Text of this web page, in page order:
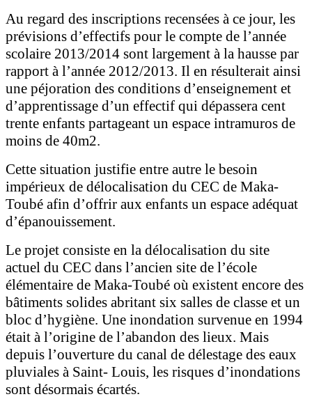
Au regard des inscriptions recensées à ce jour, les
prévisions d’effectifs pour le compte de l’année
scolaire 2013/2014 sont largement à la hausse par
rapport à l’année 2012/2013. Il en résulterait ainsi
une péjoration des conditions d’enseignement et
d’apprentissage d’un effectif qui dépassera cent
trente enfants partageant un espace intramuros de
moins de 40m2.
Cette situation justifie entre autre le besoin
impérieux de délocalisation du CEC de Maka-
Toubé afin d’offrir aux enfants un espace adéquat
d’épanouissement.
Le projet consiste en la délocalisation du site
actuel du CEC dans l’ancien site de l’école
élémentaire de Maka-Toubé où existent encore des
bâtiments solides abritant six salles de classe et un
bloc d’hygiène. Une inondation survenue en 1994
était à l’origine de l’abandon des lieux. Mais
depuis l’ouverture du canal de délestage des eaux
pluviales à Saint- Louis, les risques d’inondations
sont désormais écartés.